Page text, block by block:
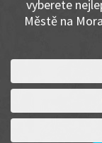
vyberete
Městě na